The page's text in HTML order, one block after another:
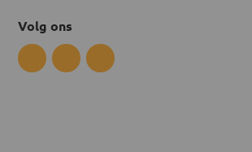
Volg ons